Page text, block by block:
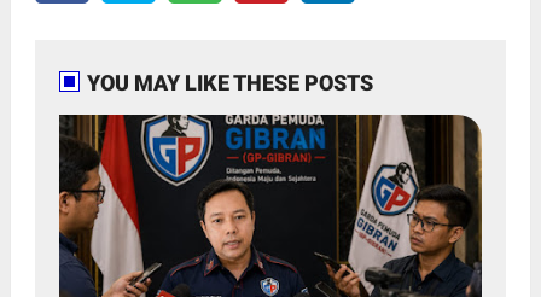
YOU MAY LIKE THESE POSTS